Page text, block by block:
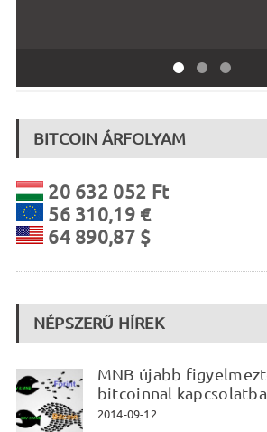
BITCOIN ÁRFOLYAM
20 632 052 Ft
56 310,19 €
64 890,87 $
NÉPSZERŰ HÍREK
MNB újabb
bitcoinnal
2014-09-12